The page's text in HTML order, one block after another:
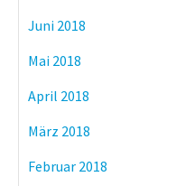
Juni 2018
Mai 2018
April 2018
März 2018
Februar 2018